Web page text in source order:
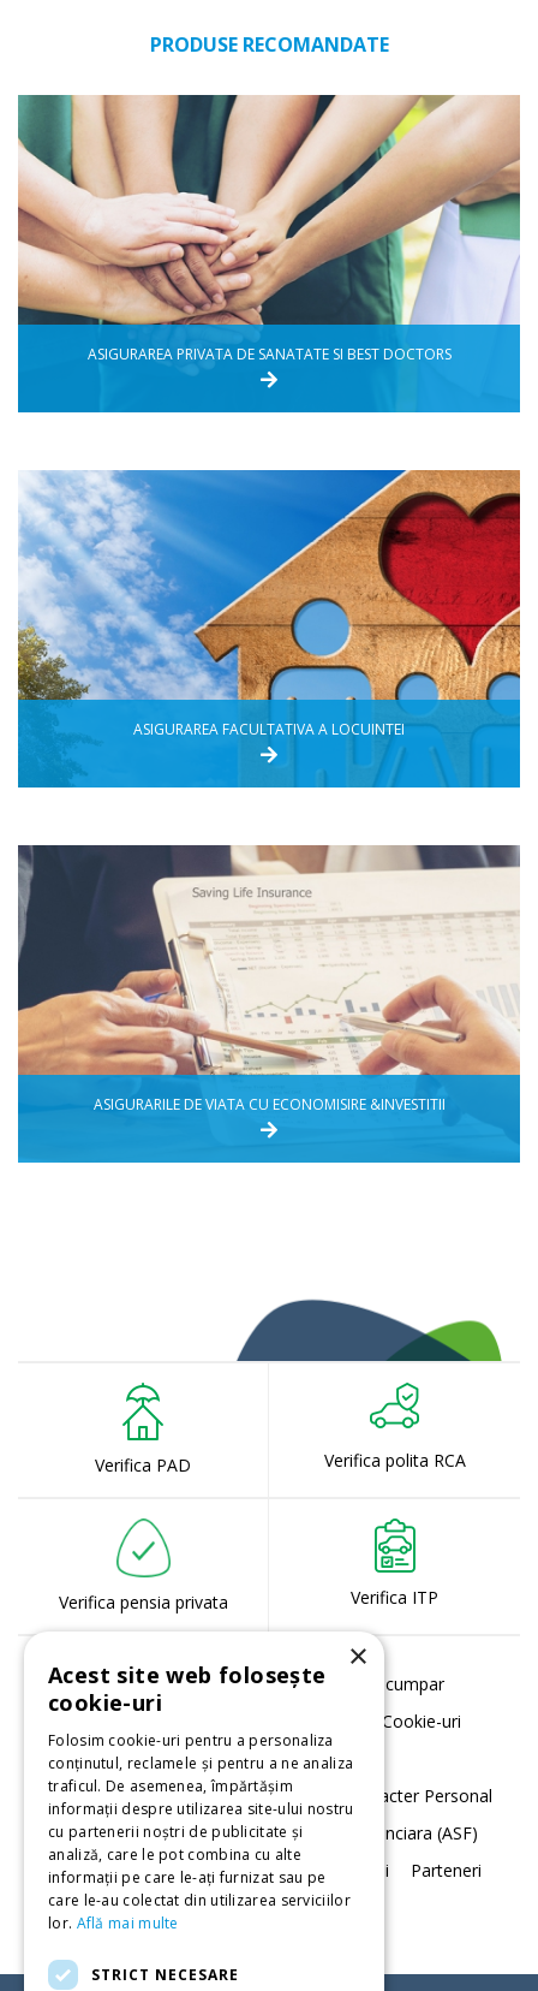
PRODUSE RECOMANDATE
ASIGURAREA PRIVATA DE SANATATE SI BEST DOCTORS
ASIGURAREA FACULTATIVA A LOCUINTEI
ASIGURARILE DE VIATA CU ECONOMISIRE &INVESTITII
Verifica PAD Verifica polita RCA
Verifica pensia privata Verifica ITP
Despre noi Serviciile noastre
Cum cumpar
Politica de utilizare Cookie-uri
Acord cookie-uri
Notificare privind Prelucrarea Datelor cu Caracter Personal
Daune
Autoritatea de Supraveghere Financiara (ASF)
Data Protection
Contact Sugestii. Petitii
Parteneri
Registrul intermediarilor
×
Acest site web folosește
cookie-uri
Folosim cookie-uri pentru a personaliza
conținutul, reclamele și pentru a ne analiza
traficul. De asemenea, împărtășim
informații despre utilizarea site-ului nostru
cu partenerii noștri de publicitate și
analiză, care le pot combina cu alte
informații pe care le-ați furnizat sau pe
care le-au colectat din utilizarea serviciilor
lor. Află mai multe
STRICT NECESARE